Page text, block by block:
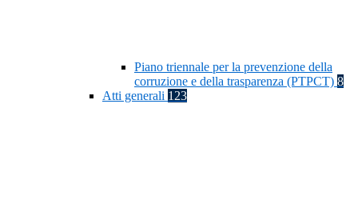
Piano triennale per la prevenzione della
corruzione e della trasparenza (PTPCT) 8
Atti generali 123